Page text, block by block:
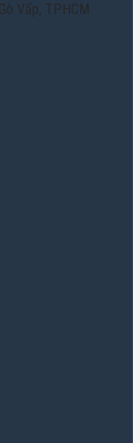
Vấp, TPHCM